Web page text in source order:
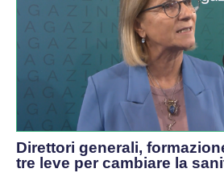
Direttori generali,
tre leve per cambiare la